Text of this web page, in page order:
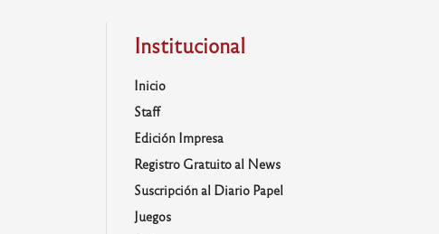
Institucional
Inicio
Staff
Edición Impresa
Registro Gratuito al News
Suscripción al Diario Papel
Juegos